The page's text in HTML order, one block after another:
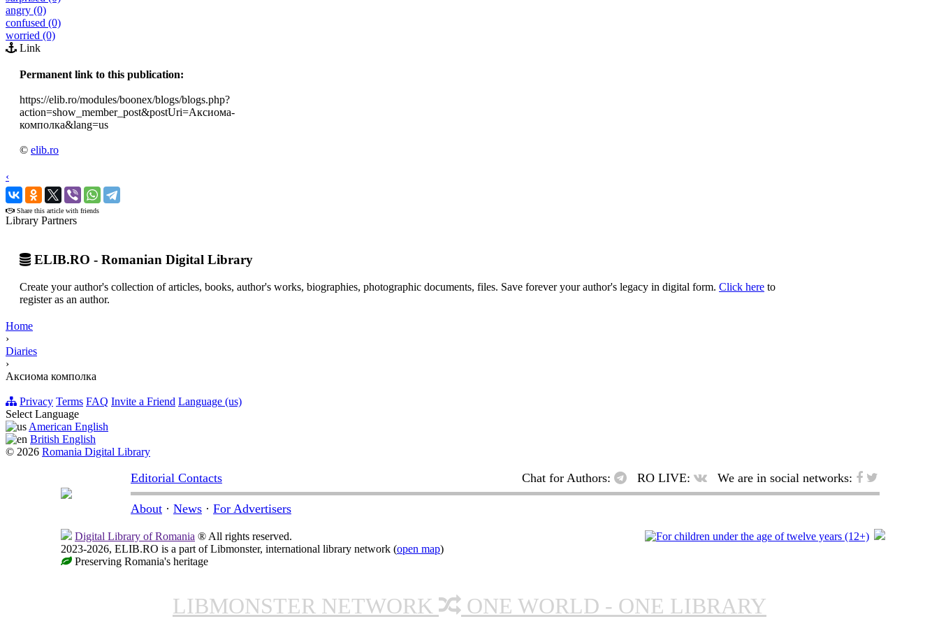
angry (0)
confused (0)
worried (0)
Link
Permanent link to this publication:
https://elib.ro/modules/boonex/blogs/blogs.php?
action=show_member_post&postUri=Аксиома-
комполка&lang=us
© elib.ro
‹
›
Share this article with friends
Library Partners
ELIB.RO - Romanian Digital Library
Create your author's collection of articles, books, author's works, biographies, photographic documents, files. Save forever your author's legacy in digital form. Click here to
register as an author.
Home
›
Diaries
›
Аксиома комполка
Privacy Terms FAQ Invite a Friend Language (us)
Select Language
American English
British English
© 2026 Romania Digital Library
Editorial Contacts Chat for Authors: RO LIVE: We are in social networks:
About · News · For Advertisers
Digital Library of Romania ® All rights reserved.
2023-2026, ELIB.RO is a part of Libmonster, international library network (open map)
Preserving Romania's heritage
LIBMONSTER NETWORK ONE WORLD - ONE LIBRARY